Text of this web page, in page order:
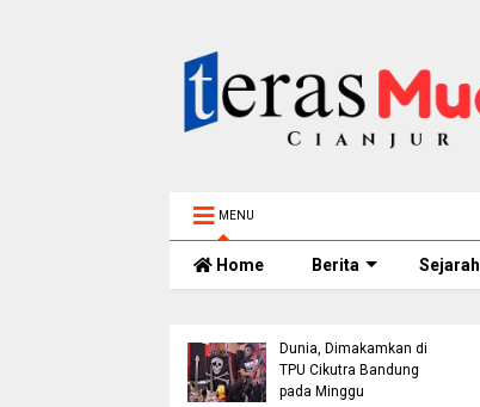
MENU
Home Berita Sejarah
Dunia, Dimakamkan di
TPU Cikutra Bandung
pada Minggu